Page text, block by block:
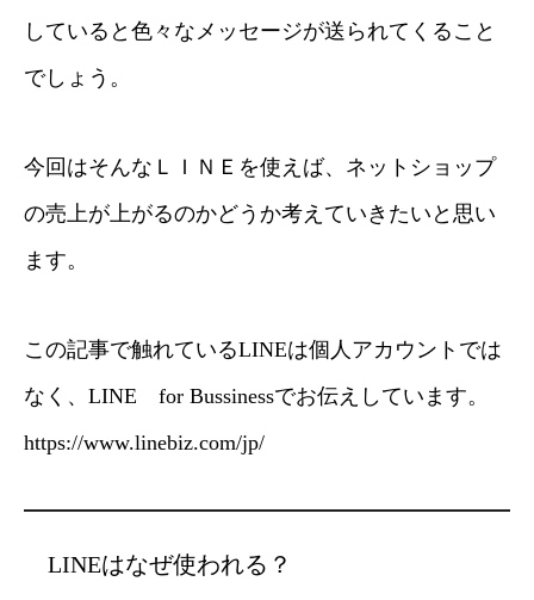
していると色々なメッセージが送られてくること
でしょう。
今回はそんなＬＩＮＥを使えば、ネットショップ
の売上が上がるのかどうか考えていきたいと思い
ます。
この記事で触れているLINEは個人アカウントでは
なく、LINE for Bussinessでお伝えしています。
https://www.linebiz.com/jp/
LINEはなぜ使われる？